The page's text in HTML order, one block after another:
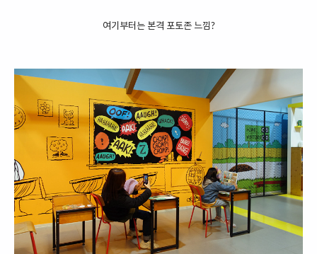
여기부터는 본격 포토존 느낌?